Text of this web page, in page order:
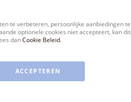
te verbeteren, persoonlijke aanbiedingen
optionele cookies niet accepteert, kan
danCookie Beleid.
ACCEPTEREN